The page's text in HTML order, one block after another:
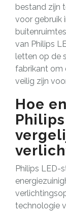
bestand zijn
voor gebruik
van Philips
letten op de
fabrikant om
veilig zijn
Hoe
Philips LED-
technologie